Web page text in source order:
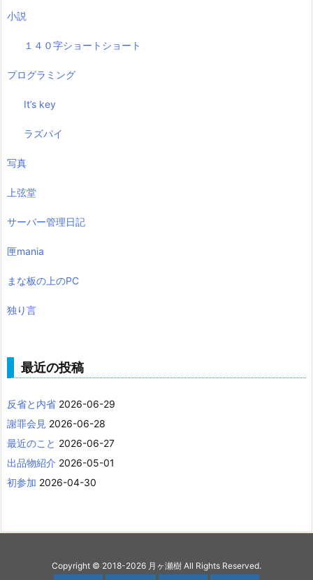
小説
１４０字ショートショート
プログラミング
It’s key
ラズパイ
写真
上弦堂
サーバー管理日記
匣mania
まな板の上のPC
独り言
最近の投稿
反省と内省 2026-06-29
謝罪会見 2026-06-28
最近のこと 2026-06-27
出品物紹介 2026-05-01
初参加 2026-04-30
Copyright © 2018-2026 月ヶ瀬樹 All Rights Reserved.